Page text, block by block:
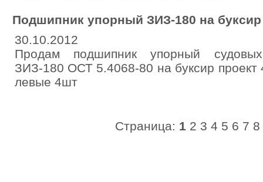
Подшипник упорный ЗИЗ-180 на буксир
30.10.2012
Продам подшипник упорный
ЗИЗ-180 ОСТ 5.4068-80 на буксир
левые 4шт
Страница: 1 2 3 4 5 6 7 8